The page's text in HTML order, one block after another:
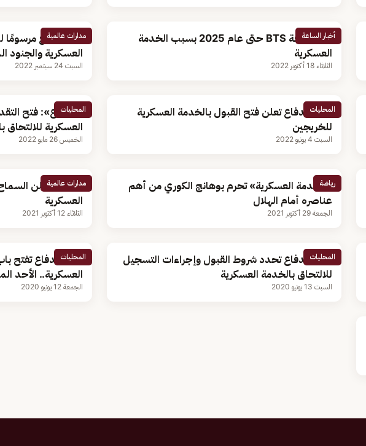
أخبار الساعة
غياب فرقة BTS حتى عام 2025 بسبب الخدمة
العسكرية
الثلاثاء 18 أكتوبر 2022
مدارات عالمية
بوتين يوقع مرسومًا
العسكرية والجنود
السبت 24 سبتمبر 2022
المحليات
وزارة الدفاع تعلن فتح القبول بالخدمة العسكرية
للخريجين
السبت 4 يونيو 2022
المحليات
«الدفاع»: فتح
العسكرية للالتحاق
الخميس 26 مايو 2022
رياضة
«الخدمة العسكرية» تحرم بوهانج الكوري من أهم
عناصره أمام الهلال
الجمعة 29 أكتوبر 2021
مدارات عالمية
الكويت تعلن
العسكرية
الثلاثاء 12 أكتوبر 2021
المحليات
وزارة الدفاع تحدد شروط القبول وإجراءات التسجيل
للالتحاق بالخدمة العسكرية
السبت 13 يونيو 2020
المحليات
وزارة الدفاع تفتح
العسكرية.. الأحد
الجمعة 12 يونيو 2020